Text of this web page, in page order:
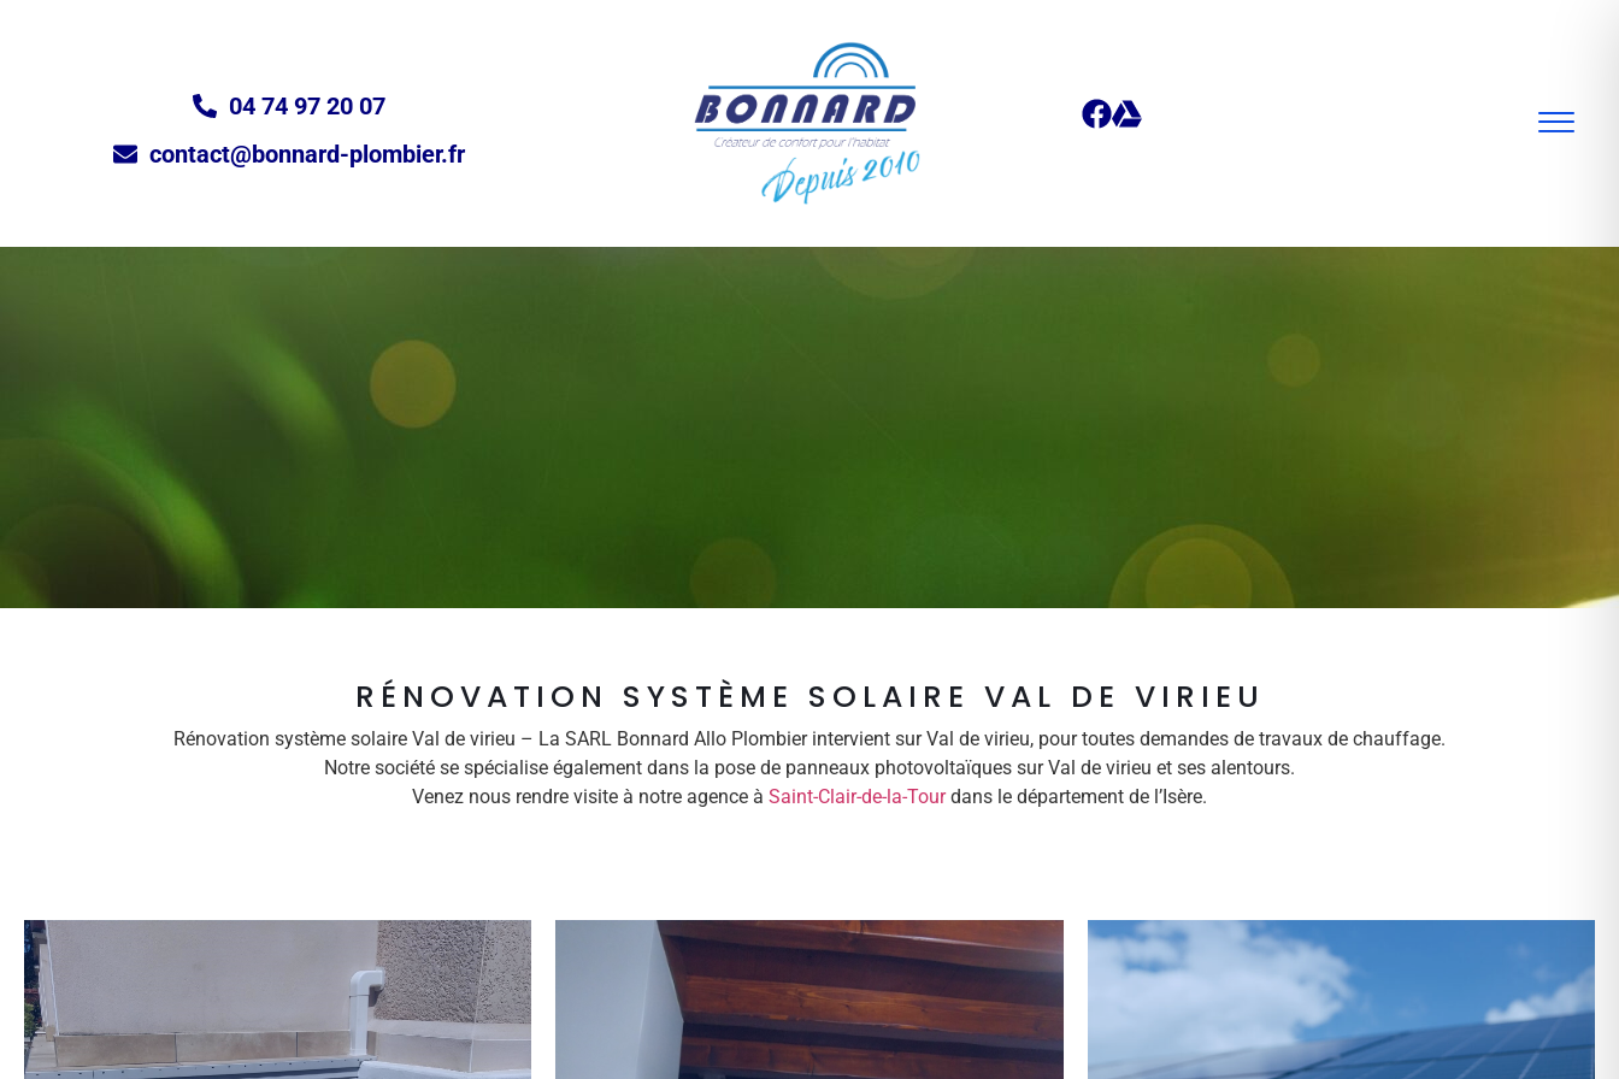
04 74 97 20 07
contact@bonnard-plombier.fr
RÉNOVATION SYSTÈME SOLAIRE VAL DE VIRIEU
Rénovation système solaire Val de virieu – La SARL Bonnard Allo Plombier intervient sur Val de virieu, pour toutes demandes de travaux de chauffage.
Notre société se spécialise également dans la pose de panneaux photovoltaïques sur Val de virieu et ses alentours.
Venez nous rendre visite à notre agence à Saint-Clair-de-la-Tourdans le département de l’Isère.